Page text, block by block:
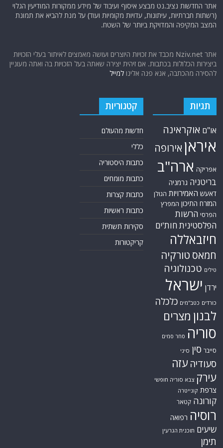
אתר החדשות נציב.נט מבצע איסוף ועיבוד של מידע ממקורות המודיעין הגלוי
(רשתות חברתיות, עיתונות, עדויות מקומיות ועוד) על מנת להביא את תמונת
המצב המקיפה והמדויקת ביותר של השטח.
אתר Nziv.net מכבד את זכויות היוצרים ועושה מאמצים לאיתור בעלי הזכויות
ביצירות הכלולות בכתבות. אם זיהית יצירה שאתה בעל הזכויות בה ואתה מעוניין
להסירה מהכתבה, אנא פנה אלינולמייל
תגיות
או"ם אוקראינה
איראן אירופה
אפריקה ארה"ב
בריטניה גרמניה
דאעש האמירויות הגולן
המזרח התיכון המפרץ
הפרסי הרשות
הפלסטיניתחות'ים
חיזבאללה
חמאס טורקיה
טילים טכנולוגיה
ירדן ישראל
כורדים כטב"מים כלכלה
לבנון מצרים
סוריה סחר סמים
סייבר סין סיני
סעודיה עזה
עירק צבא סוריה חופשי
צרפת קונייטרה
קורונה קטאר
רוסיה רפואה
שיעים תוכנית הגרעין
תימן
קטגוריות
חדשות מהעולם
כללי
כתבות היסטוריה
כתבות מומחים
כתבות קצרות
כתבות ראשיות
סקירות תשתית
קריקטורות